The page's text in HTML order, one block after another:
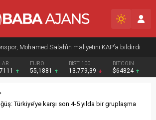
Mohamed Salah’ın maliyetini KAP’a bildirdi
EURO
55,1881
BIST 100
13.779,39
BITCOIN
$64824
Türkiye’ye karşı son 4-5 yılda bir gruplaşma